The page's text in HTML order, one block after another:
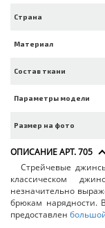
Страна
Материал
Состав ткани
Параметры модели
Размер на фото
ОПИСАНИЕ АРТ. 705
Стрейчевые
классическом
незначительно
брюкам нарядности.
предоставлен